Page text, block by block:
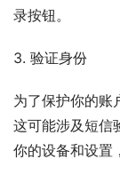
录按钮。
3. 验证身份
为了保护你的账
这可能涉及短信
你的设备和设置